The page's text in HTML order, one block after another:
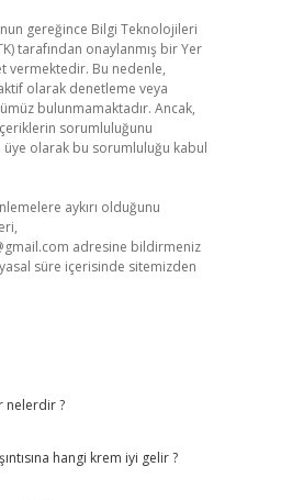
gereğince Bilgi Teknolojileri
tarafından onaylanmış bir Yer
vermektedir. Bu nedenle,
olarak denetleme veya
bulunmamaktadır. Ancak,
sorumluluğunu
üye olarak bu sorumluluğu kabul
aykırı olduğunu
adresine bildirmeniz
süre içerisinde sitemizden
nelerdir ?
hangi krem iyi gelir ?